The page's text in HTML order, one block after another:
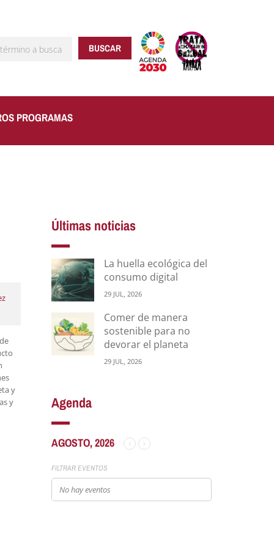
BUSCAR
PROGRAMAS
y
y
Últimas noticias
La huella ecológica del
consumo digital
29 JUL, 2026
Comer de manera
sostenible para no
devorar el planeta
29 JUL, 2026
Agenda
AGOSTO, 2026
FILTRAR EVENTOS
No hay eventos